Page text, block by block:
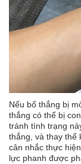
Nếu bố thắng bị
thắng có thể bị
tránh tình trạng
thắng, và thay thế
cân nhắc thực
lực phanh được